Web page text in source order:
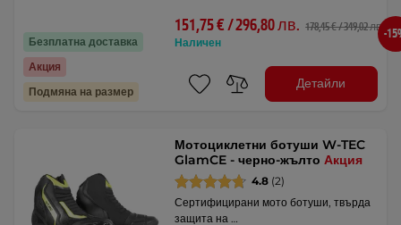
Безплатна доставка
Акция
Подмяна на размер
151,75 € / 296,80 лв. 178,45 € / 349,02 лв.
Наличен
-
Детайли
Мотоциклетни ботуши W-TEC
GlamCE - черно-жълтоАкция
4.8 (2)
Сертифицирани мото ботуши, твърда
защита на …